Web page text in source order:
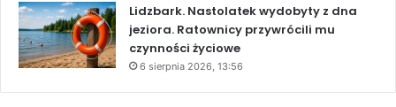
Lidzbark. Nastolatek wydobyty z dna
jeziora. Ratownicy przywrócili mu
czynności życiowe
6 sierpnia 2026, 13:56